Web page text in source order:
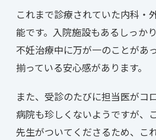
これまで診療されていた内科・
能です。入院施設もあるしっか
不妊治療中に万が一のことがあ
揃っている安心感があります。
また、受診のたびに担当医がコ
病院も珍しくないようですが、
先生がついてくださるため、こ